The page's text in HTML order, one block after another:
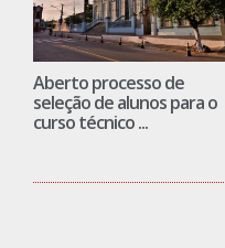
Aberto processo de
seleção de alunos para o
curso técnico ...